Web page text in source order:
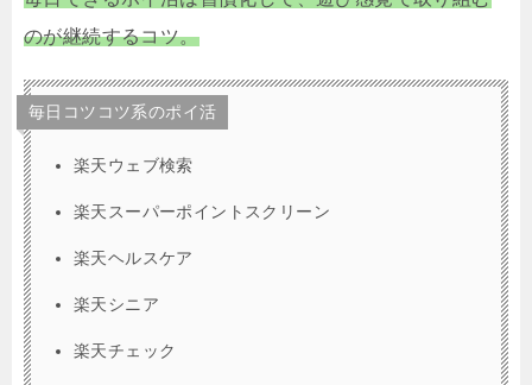
のが継続するコツ。
毎日コツコツ系のポイ活
楽天ウェブ検索
楽天スーパーポイントスクリーン
楽天ヘルスケア
楽天シニア
楽天チェック